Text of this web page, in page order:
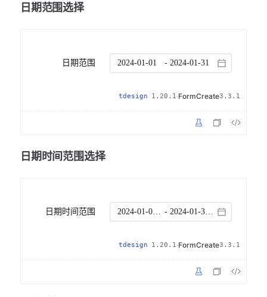
日期范围选择
tdesign 1.20.1·FormCreate3.3.1
日期范围 -
日期时间范围选择
tdesign 1.20.1·FormCreate3.3.1
日期时间范围 -